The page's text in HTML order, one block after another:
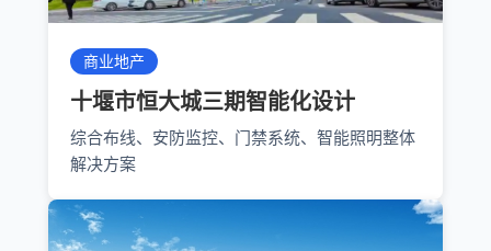
商业地产
十堰市恒大城三期智能化设计
综合布线、安防监控、门禁系统、智能照明整体
解决方案